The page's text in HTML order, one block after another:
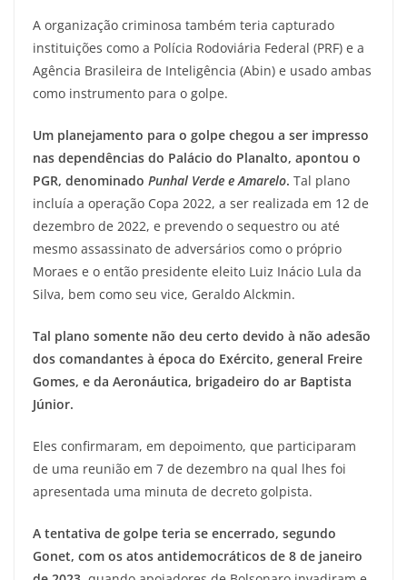
A organização criminosa também teria capturado
instituições como a Polícia Rodoviária Federal (PRF) e a
Agência Brasileira de Inteligência (Abin) e usado ambas
como instrumento para o golpe.
Um planejamento para o golpe chegou a ser impresso
nas dependências do Palácio do Planalto, apontou o
PGR, denominado Punhal Verde e Amarelo. Tal plano
incluía a operação Copa 2022, a ser realizada em 12 de
dezembro de 2022, e prevendo o sequestro ou até
mesmo assassinato de adversários como o próprio
Moraes e o então presidente eleito Luiz Inácio Lula da
Silva, bem como seu vice, Geraldo Alckmin.
Tal plano somente não deu certo devido à não adesão
dos comandantes à época do Exército, general Freire
Gomes, e da Aeronáutica, brigadeiro do ar Baptista
Júnior.
Eles confirmaram, em depoimento, que participaram
de uma reunião em 7 de dezembro na qual lhes foi
apresentada uma minuta de decreto golpista.
A tentativa de golpe teria se encerrado, segundo
Gonet, com os atos antidemocráticos de 8 de janeiro